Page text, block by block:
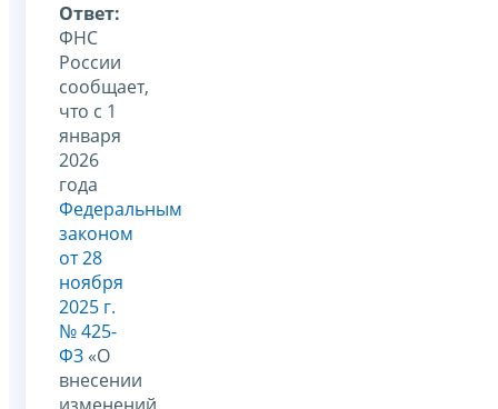
Ответ:
ФНС
России
сообщает,
что с 1
января
2026
года
Федеральным
законом
от 28
ноября
2025 г.
№ 425-
ФЗ «О
внесении